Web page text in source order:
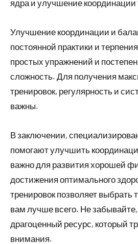
ядра и улучшение координации
Улучшение координации и
постоянной практики и
простых упражнений и
сложность. Для получения
тренировок, регулярность и
важны.
В заключении,
помогают улучшить
важно для развития хорошей
достижения оптимального
тренировок позволяет выбрать
вам лучше всего. Не
драгоценный ресурс, который
внимания.